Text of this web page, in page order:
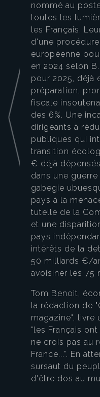
nommé au
toutes les
les Français.
d'une
européenne
en 2024 selon
pour 2025, déjà
préparation,
fiscale
des 6%. Une
dirigeants à
publiques qui
transition
€ déjà
dans une
gabegie
pays à la
tutelle de la
et une
pays
intérêts de la
50 milliards €/
avoisiner les 75
Tom Benoit,
la rédaction de
magazine", livre
"les Français
ne crois pas au
France...". En
sursaut du
d'être dos au